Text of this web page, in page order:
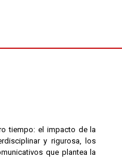
tiempo: el impacto de la
y rigurosa, los
que plantea la